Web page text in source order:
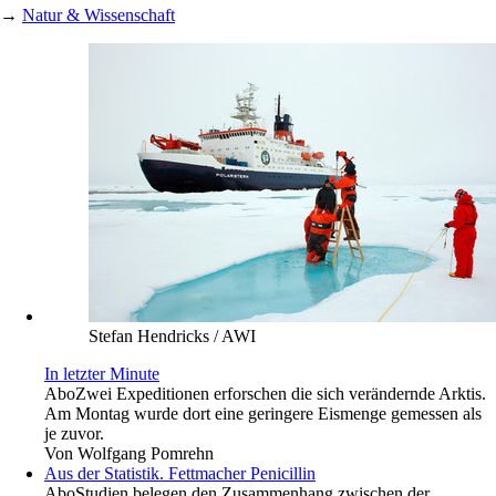
→ Natur & Wissenschaft
Stefan Hendricks / AWI
In letzter Minute
AboZwei Expeditionen erforschen die sich verändernde Arktis.
Am Montag wurde dort eine geringere Eismenge gemessen als
je zuvor.
Von Wolfgang Pomrehn
Aus der Statistik. Fettmacher Penicillin